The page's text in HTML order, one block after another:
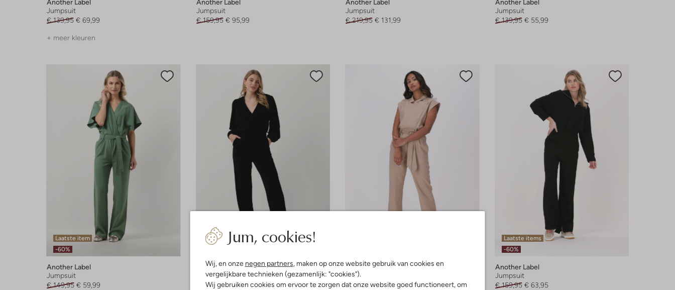
Jum, cookies!
Wij, en onze negen partners, maken op onze website gebruik van cookies en
vergelijkbare technieken (gezamenlijk: "cookies").
Wij gebruiken cookies om ervoor te zorgen dat onze website goed functioneert, om
Another Label
Jumpsuit
€ 139,95 € 69,99
+ meer kleuren
Another Label
Jumpsuit
€ 159,95 € 95,99
Another Label
Jumpsuit
€ 219,95 € 131,99
Another Label
Jumpsuit
€ 139,95 € 55,99
Laatste item
-60%
Another Label
Jumpsuit
€ 149,95 € 59,99
Laatste maten
Another Label
Jumpsuit
€ 139,95 € 69,99
Another Label
Jumpsuit
€ 139,95 € 55,99
Laatste items
-60%
Another Label
Jumpsuit
€ 159,95 € 63,95